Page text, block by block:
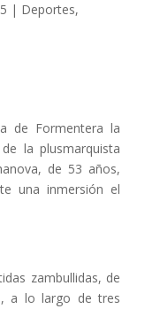
| Deportes,
de Formentera la
la plusmarquista
de 53 años,
una inmersión el
zambullidas, de
a lo largo de tres